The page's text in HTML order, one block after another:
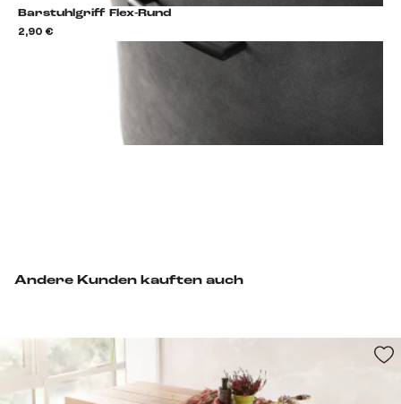
Barstuhlgriff Flex-Rund
2,90 €
Barstuhlgriff hinzufügen
Andere Kunden kauften auch